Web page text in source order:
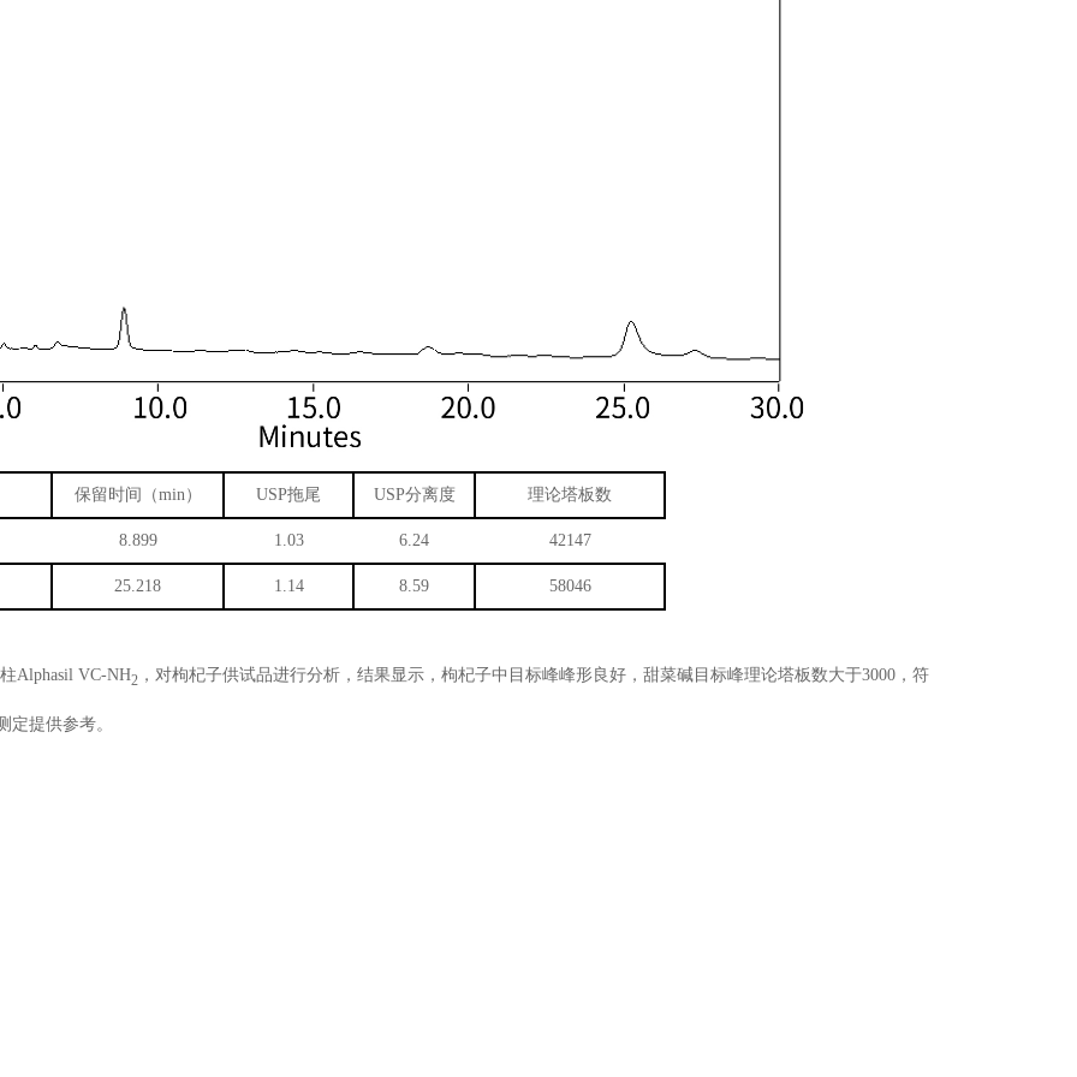
保留时间（min ） USP拖尾 USP分离度 理论塔板数
8.899 1.03 6.24 42147
25.218 1.14 8.59 58046
Alphasil VC-NH2 ，对枸杞子供试品进行分析，结果显示，枸杞子中目标峰峰形良好，甜菜碱目标峰理论塔板数大于3000，符
提供参考。